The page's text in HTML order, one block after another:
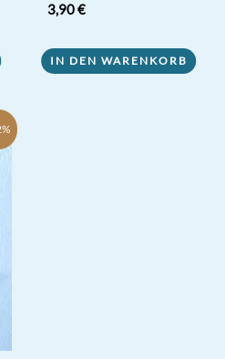
Bewertet mit
5.00
3,90€
IN DEN WARENKORB